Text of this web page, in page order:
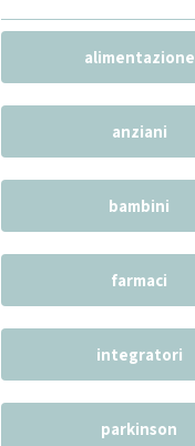
alimentazione
anziani
bambini
farmaci
integratori
parkinson